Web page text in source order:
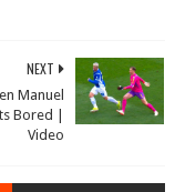
NEXT
Manuel
Bored |
Video